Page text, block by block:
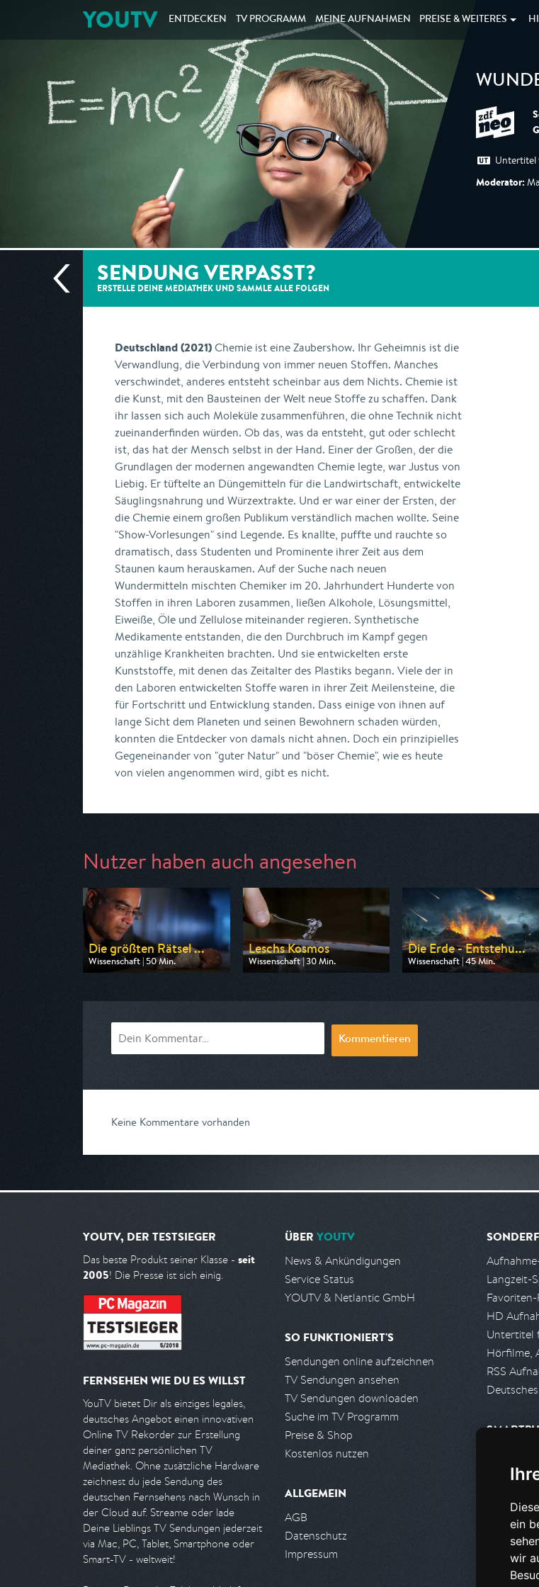
ein
wir
YOUTV ENTDECKEN TV PROGRAMM MEINE AUFNAHMEN PREISE & WEITERES
Untertitel
Moderator:
SENDUNG VERPASST?
ERSTELLE DEINE MEDIATHEK UND SAMMLE ALLE FOLGEN
Deutschland (2021)Chemie ist eine Zaubershow. Ihr Geheimnis ist die
Verwandlung, die Verbindung von immer neuen Stoffen. Manches
verschwindet, anderes entsteht scheinbar aus dem Nichts. Chemie ist
die Kunst, mit den Bausteinen der Welt neue Stoffe zu schaffen. Dank
ihr lassen sich auch Moleküle zusammenführen, die ohne Technik nicht
zueinanderfinden würden. Ob das, was da entsteht, gut oder schlecht
ist, das hat der Mensch selbst in der Hand. Einer der Großen, der die
Grundlagen der modernen angewandten Chemie legte, war Justus von
Liebig. Er tüftelte an Düngemitteln für die Landwirtschaft, entwickelte
Säuglingsnahrung und Würzextrakte. Und er war einer der Ersten, der
die Chemie einem großen Publikum verständlich machen wollte. Seine
"Show-Vorlesungen" sind Legende. Es knallte, puffte und rauchte so
dramatisch, dass Studenten und Prominente ihrer Zeit aus dem
Staunen kaum herauskamen. Auf der Suche nach neuen
Wundermitteln mischten Chemiker im 20. Jahrhundert Hunderte von
Stoffen in ihren Laboren zusammen, ließen Alkohole, Lösungsmittel,
Eiweiße, Öle und Zellulose miteinander regieren. Synthetische
Medikamente entstanden, die den Durchbruch im Kampf gegen
unzählige Krankheiten brachten. Und sie entwickelten erste
Kunststoffe, mit denen das Zeitalter des Plastiks begann. Viele der in
den Laboren entwickelten Stoffe waren in ihrer Zeit Meilensteine, die
für Fortschritt und Entwicklung standen. Dass einige von ihnen auf
lange Sicht dem Planeten und seinen Bewohnern schaden würden,
konnten die Entdecker von damals nicht ahnen. Doch ein prinzipielles
Gegeneinander von "guter Natur" und "böser Chemie", wie es heute
von vielen angenommen wird, gibt es nicht.
Nutzer haben auch angesehen
Die größten Rätsel ...
Wissenschaft | 50 Min.
Ausgestrahlt von ARD alpha
Leschs Kosmos
Wissenschaft | 30 Min.
Ausgestrahlt von ZDF info
Die Erde - Entstehu...
Wissenschaft | 45 Min.
Ausgestrahlt von ZDF info
Kommentieren
Keine Kommentare vorhanden
YOUTV, DER TESTSIEGER
Das beste Produkt seiner Klasse - seit
2005! Die Presse ist sich einig.
FERNSEHEN WIE DU ES WILLST
YouTV bietet Dir als einziges legales,
deutsches Angebot einen innovativen
Online TV Rekorder zur Erstellung
deiner ganz persönlichen TV
Mediathek. Ohne zusätzliche Hardware
zeichnest du jede Sendung des
deutschen Fernsehens nach Wunsch in
der Cloud auf. Streame oder lade
Deine Lieblings TV Sendungen jederzeit
via Mac, PC, Tablet, Smartphone oder
Smart-TV - weltweit!
ÜBER YOUTV
News & Ankündigungen
Service Status
YOUTV & Netlantic GmbH
SO FUNKTIONIERT'S
Sendungen online aufzeichnen
TV Sendungen ansehen
TV Sendungen downloaden
Suche im TV Programm
Preise & Shop
Kostenlos nutzen
ALLGEMEIN
AGB
Datenschutz
Impressum
Langzeit-
HD
Untertitel
Hörfilme,
RSS
Android
PARTNER
Partnerliste
Partner